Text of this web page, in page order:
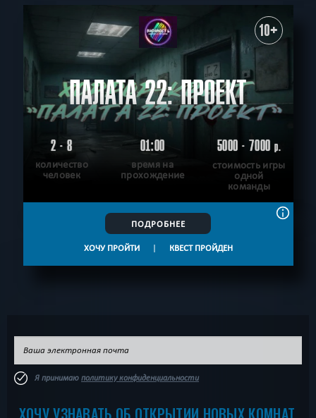
10+
ПАЛАТА 22: ПРОЕКТ
2 - 8
количество
человек
01:00
время на
прохождение
5000 - 7000р.
стоимость игры
одной
команды
ПОДРОБНЕЕ
ХОЧУ ПРОЙТИ | КВЕСТ ПРОЙДЕН
Я принимаю политику конфиденциальности